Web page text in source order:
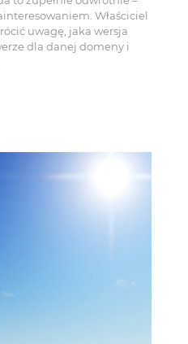
Właściciel
uwagę, jaka wersja
dla danej domeny i